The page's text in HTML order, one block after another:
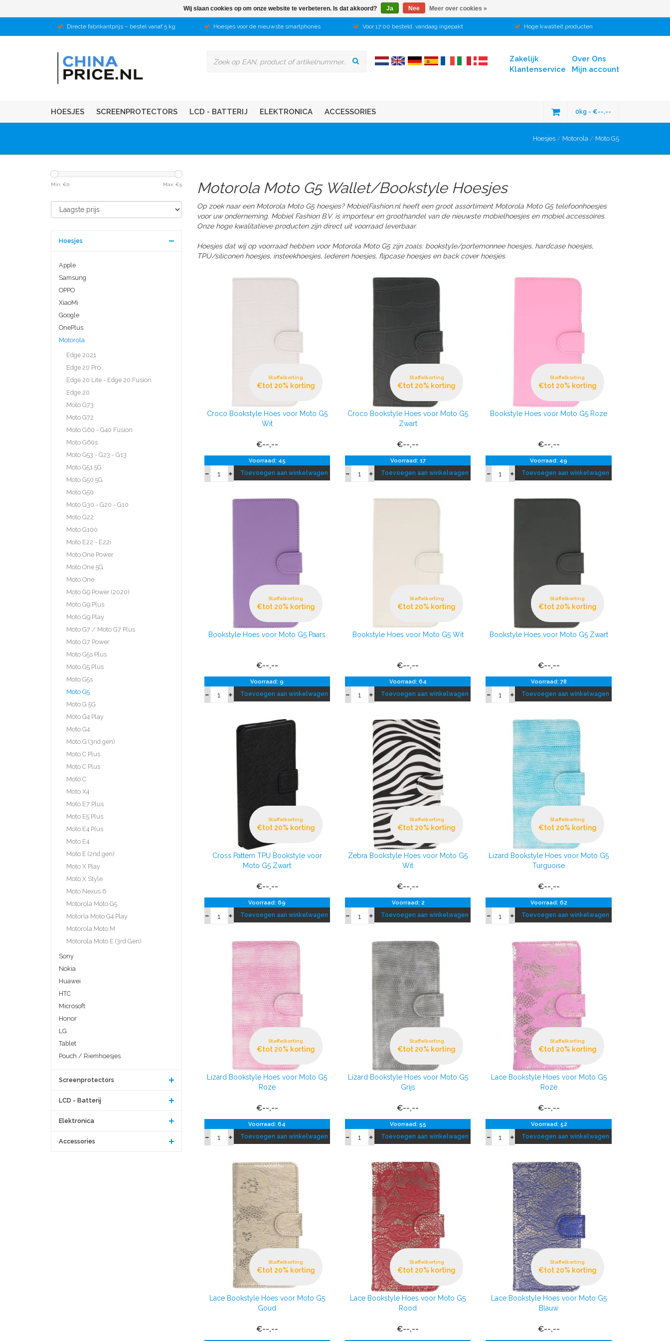
Directe fabrikantprijs – bestel vanaf 5 kg Hoesjes voor de nieuwste smartphones Voor 17:00 besteld, vandaag ingepakt Hoge kwaliteit producten
Over Ons
Mijn account
Zakelijk
Klantenservice
HOESJES SCREENPROTECTORS LCD - BATTERIJ ELEKTRONICA ACCESSORIES 0kg - €--,--
Hoesjes / Motorola / Moto G5
Min: €0 Max: €5
Hoesjes
Apple
Samsung
OPPO
XiaoMi
Google
OnePlus
Motorola
Edge 2021
Edge 20 Pro
Edge 20 Lite - Edge 20 Fusion
Edge 20
Moto G73
Moto G72
Moto G60 - G40 Fusion
Moto G60s
Moto G53 - G23 - G13
Moto G51 5G
Moto G50 5G
Moto G50
Moto G30 - G20 - G10
Moto G22
Moto G100
Moto E22 - E22i
Moto One Power
Moto One 5G
Moto One
Moto G9 Power (2020)
Moto G9 Plus
Moto G9 Play
Moto G7 / Moto G7 Plus
Moto G7 Power
Moto G5s Plus
Moto G5 Plus
Moto G5s
Moto G5
Moto G 5G
Moto G4 Play
Moto G4
Moto G (3nd gen)
Moto C Plus
Moto C Plus
Moto C
Moto X4
Moto E7 Plus
Moto E5 Plus
Moto E4 Plus
Moto E4
Moto E (2nd gen)
Moto X Play
Moto X Style
Moto Nexus 6
Motorola Moto G5
Motorla Moto G4 Play
Motorola Moto M
Motorola Moto E (3rd Gen)
Sony
Nokia
Huawei
HTC
Microsoft
Honor
LG
Tablet
Pouch / Riemhoesjes
Screenprotectors
LCD - Batterij
Elektronica
Accessories
Motorola Moto G5 Wallet/Bookstyle Hoesjes
Op zoek naar een Motorola Moto G5 hoesjes? MobielFashion.nl heeft een groot assortiment Motorola Moto G5 telefoonhoesjes
voor uw onderneming. Mobiel Fashion B.V. is importeur en groothandel van de nieuwste mobielhoesjes en mobiel accessoires.
Onze hoge kwalitatieve producten zijn direct uit voorraad leverbaar.
Hoesjes dat wij op voorraad hebben voor Motorola Moto G5 zijn zoals: bookstyle/portemonnee hoesjes, hardcase hoesjes,
TPU/siliconen hoesjes, insteekhoesjes, lederen hoesjes, flipcase hoesjes en back cover hoesjes.
Staffelkorting
€tot 20% korting
Croco Bookstyle Hoes voor Moto G5
Wit
€--,--
Voorraad: 45
Toevoegen aan winkelwagen
Staffelkorting
€tot 20% korting
Croco Bookstyle Hoes voor Moto G5
Zwart
€--,--
Voorraad: 17
Toevoegen aan winkelwagen
Staffelkorting
€tot 20% korting
Bookstyle Hoes voor Moto G5 Roze
€--,--
Voorraad: 49
Toevoegen aan winkelwagen
Staffelkorting
€tot 20% korting
Bookstyle Hoes voor Moto G5 Paars
€--,--
Voorraad: 9
Toevoegen aan winkelwagen
Staffelkorting
€tot 20% korting
Bookstyle Hoes voor Moto G5 Wit
€--,--
Voorraad: 64
Toevoegen aan winkelwagen
Staffelkorting
€tot 20% korting
Bookstyle Hoes voor Moto G5 Zwart
€--,--
Voorraad: 78
Toevoegen aan winkelwagen
Staffelkorting
€tot 20% korting
Cross Pattern TPU Bookstyle voor
Moto G5 Zwart
€--,--
Voorraad: 69
Toevoegen aan winkelwagen
Staffelkorting
€tot 20% korting
Zebra Bookstyle Hoes voor Moto G5
Wit
€--,--
Voorraad: 2
Toevoegen aan winkelwagen
Staffelkorting
€tot 20% korting
Lizard Bookstyle Hoes voor Moto G5
Turguoise
€--,--
Voorraad: 62
Toevoegen aan winkelwagen
Staffelkorting
€tot 20% korting
Lizard Bookstyle Hoes voor Moto G5
Roze
€--,--
Voorraad: 64
Toevoegen aan winkelwagen
Staffelkorting
€tot 20% korting
Lizard Bookstyle Hoes voor Moto G5
Grijs
€--,--
Voorraad: 55
Toevoegen aan winkelwagen
Staffelkorting
€tot 20% korting
Lace Bookstyle Hoes voor Moto G5
Roze
€--,--
Voorraad: 52
Toevoegen aan winkelwagen
Staffelkorting
€tot 20% korting
Lace Bookstyle Hoes voor Moto G5
Goud
€--,--
Staffelkorting
€tot 20% korting
Lace Bookstyle Hoes voor Moto G5
Rood
€--,--
Staffelkorting
€tot 20% korting
Lace Bookstyle Hoes voor Moto G5
Blauw
€--,--
Wij slaan cookies op om onze website te verbeteren. Is dat akkoord? Ja Nee Meer over cookies »